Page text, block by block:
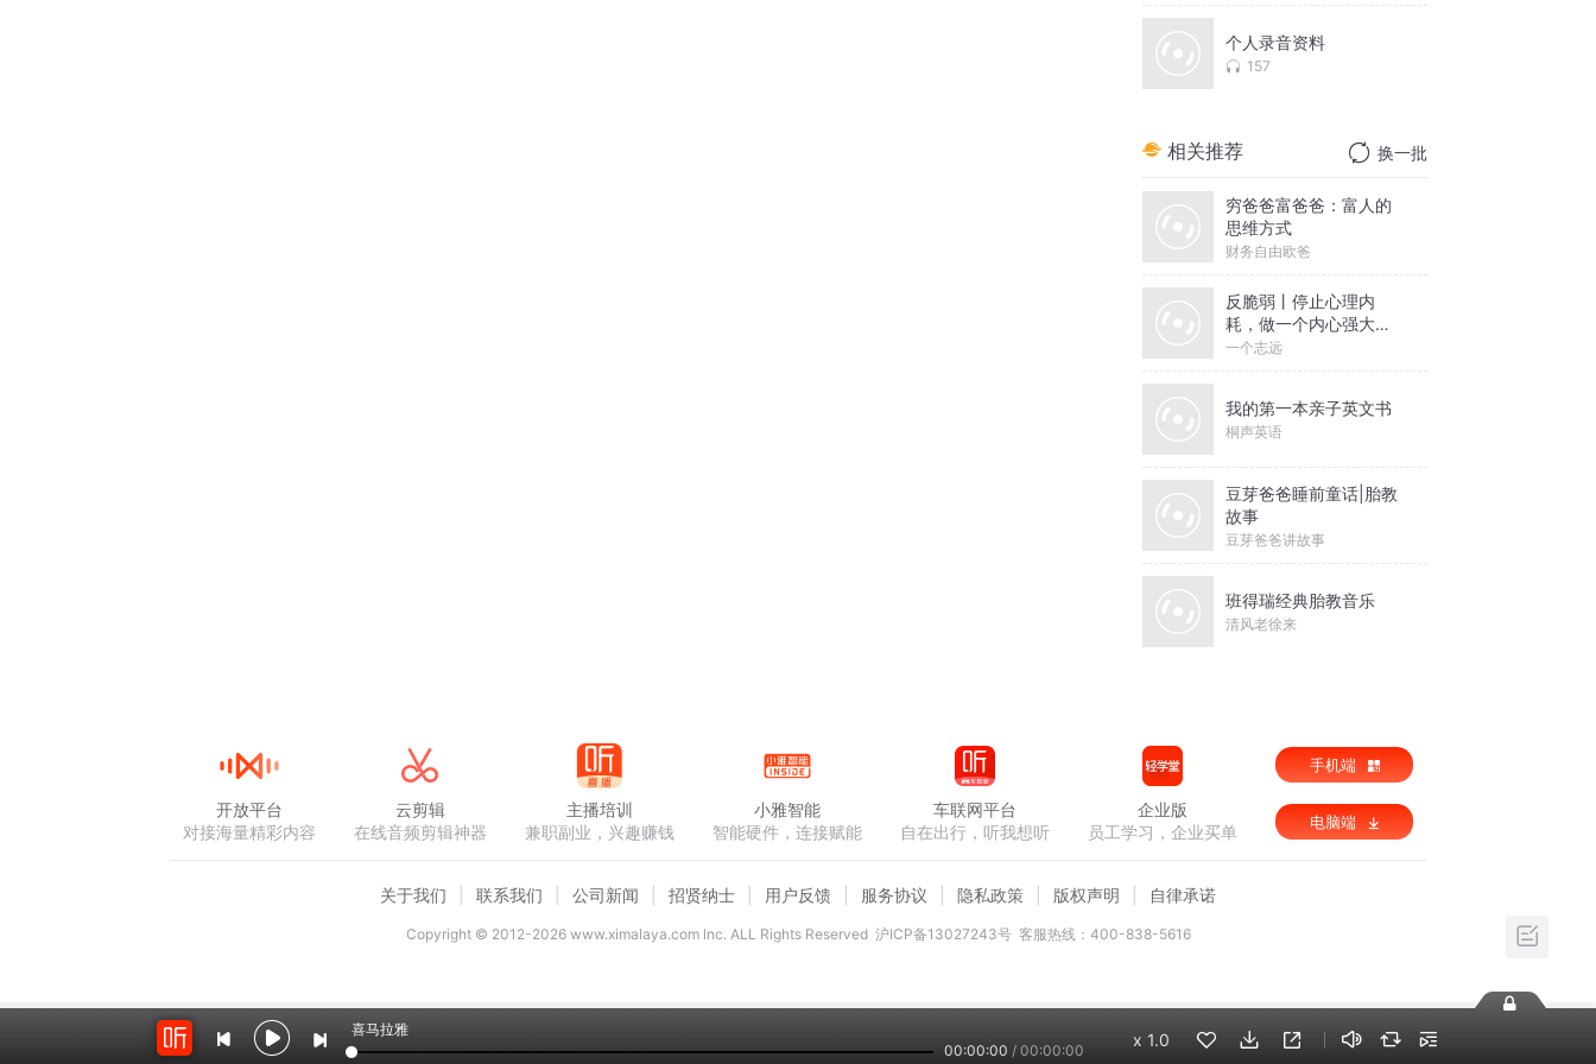
个人录音资料
157
相关推荐 换一批
穷爸爸富爸爸：富人的
思维方式
财务自由欧爸
反脆弱丨停止心理内
耗，做一个内心强大的
人丨一个志远演播
一个志远
我的第一本亲子英文书
桐声英语
豆芽爸爸睡前童话|胎教
故事
豆芽爸爸讲故事
班得瑞经典胎教音乐
清风老徐来
喜马拉雅
00:00:00 / 00:00:00
x 1.0
开放平台
对接海量精彩内容
云剪辑
在线音频剪辑神器
主播培训
兼职副业，兴趣赚钱
小雅智能
智能硬件，连接赋能
车联网平台
自在出行，听我想听
企业版
员工学习，企业买单
手机端
电脑端
关于我们 联系我们 公司新闻 招贤纳士 用户反馈 服务协议 隐私政策 版权声明 自律承诺
Copyright © 2012-2026www.ximalaya.com lnc. ALL Rights Reserved 沪ICP备13027243号 客服热线：400-838-5616